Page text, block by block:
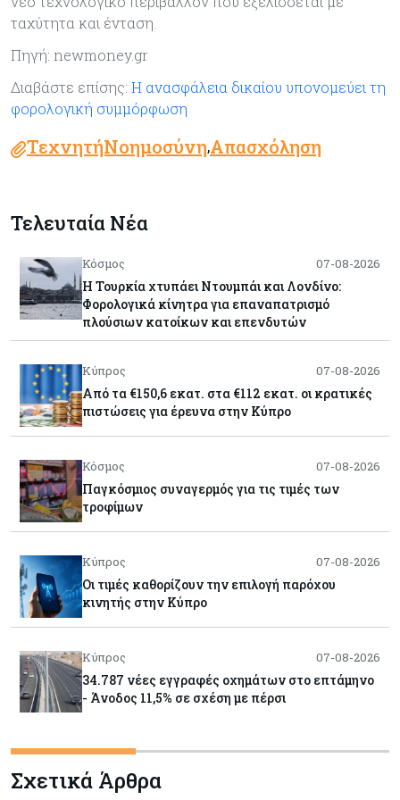
ταχύτητα και ένταση.
Πηγή: newmoney.gr
Διαβάστε επίσης: Η ανασφάλεια δικαίου υπονομεύει τη
φορολογική συμμόρφωση
ΤεχνητήΝοημοσύνη,Απασχόληση
Τελευταία Νέα
Κόσμος 07-08-2026
Η Τουρκία χτυπάει Ντουμπάι και Λονδίνο:
Φορολογικά κίνητρα για επαναπατρισμό
πλούσιων κατοίκων και επενδυτών
Κύπρος 07-08-2026
Από τα €150,6 εκατ. στα €112 εκατ. οι κρατικές
πιστώσεις για έρευνα στην Κύπρο
Κόσμος 07-08-2026
Παγκόσμιος συναγερμός για τις τιμές των
τροφίμων
Κύπρος 07-08-2026
Οι τιμές καθορίζουν την επιλογή παρόχου
κινητής στην Κύπρο
Κύπρος 07-08-2026
34.787 νέες εγγραφές οχημάτων στο επτάμηνο
- Άνοδος 11,5% σε σχέση με πέρσι
Κόσμος 07-08-2026
ΕΚΤ: Αιφνιδιάστηκε από την πώληση ευρώ από
τις ΗΠΑ
Σχετικά Άρθρα